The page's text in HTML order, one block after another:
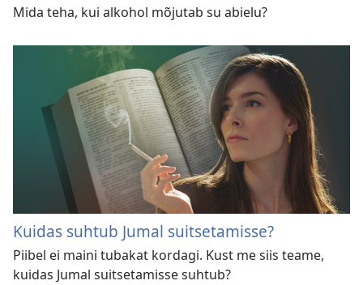
Mida teha, kui alkohol mõjutab su abielu?
Kuidas suhtub Jumal suitsetamisse?
Piibel ei maini tubakat kordagi. Kust me siis teame,
kuidas Jumal suitsetamisse suhtub?